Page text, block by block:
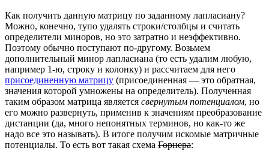
Как получить данную матрицу по заданному лапласиану?
Можно, конечно, тупо удалять строки/столбцы и считать
определители миноров, но это затратно и неэффективно.
Поэтому обычно поступают по-другому. Возьмем
дополнительный минор лапласиана (то есть удалим любую,
например 1-ю, строку и колонку) и рассчитаем для него
присоединенную матрицу (присоединенная — это обратная,
значения которой умножены на определитель). Полученная
таким образом матрица является свернутым потенциалом, но
его можно развернуть, применив к значениям преобразование
дистанции (да, много непонятных терминов, но как-то же
надо все это называть). В итоге получим искомые матричные
потенциалы. То есть вот такая схема Горнера: